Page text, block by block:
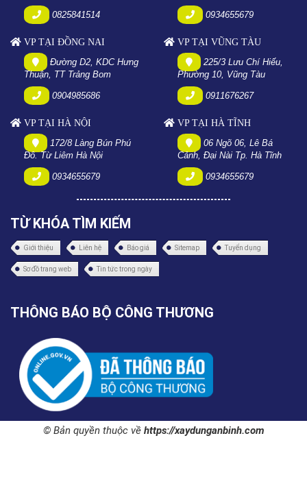
0825841514 0934655679
VP TẠI ĐỒNG NAI
Đường D2, KDC Hưng
Thuận, TT Trảng Bom
0904985686
VP TẠI VŨNG TÀU
225/3 Lưu Chí Hiếu,
Phường 10, Vũng Tàu
0911676267
VP TẠI HÀ NỘI
172/8 Làng Bún Phú
Đô. Từ Liêm Hà Nội
0934655679
VP TẠI HÀ TĨNH
06 Ngõ 06, Lê Bá
Cảnh, Đại Nài Tp. Hà Tĩnh
0934655679
TỪ KHÓA TÌM KIẾM
Giới thiệu Liên hệ Báo giá Sitemap Tuyển dụng
Sơ đồ trang web Tin tức trong ngày
THÔNG BÁO BỘ CÔNG THƯƠNG
© Bản quyền thuộc về https://xaydunganbinh.com